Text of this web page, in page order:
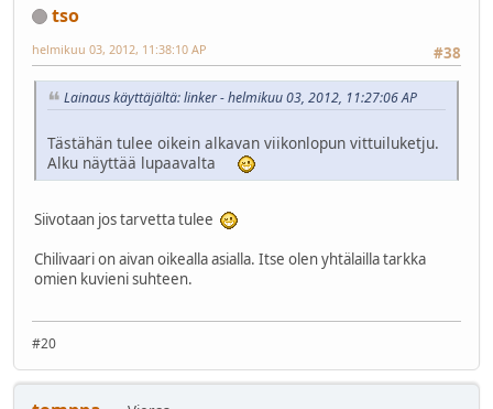
tso
#38
helmikuu 03, 2012, 11:38:10 AP
Lainaus käyttäjältä: linker - helmikuu 03, 2012, 11:27:06 AP
Tästähän tulee oikein alkavan viikonlopun vittuiluketju.
Alku näyttää lupaavalta
Siivotaan jos tarvetta tulee
Chilivaari on aivan oikealla asialla. Itse olen yhtälailla tarkka
omien kuvieni suhteen.
#20